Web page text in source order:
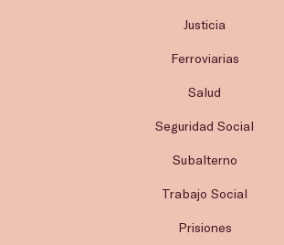
Justicia
Ferroviarias
Salud
Seguridad Social
Subalterno
Trabajo Social
Prisiones